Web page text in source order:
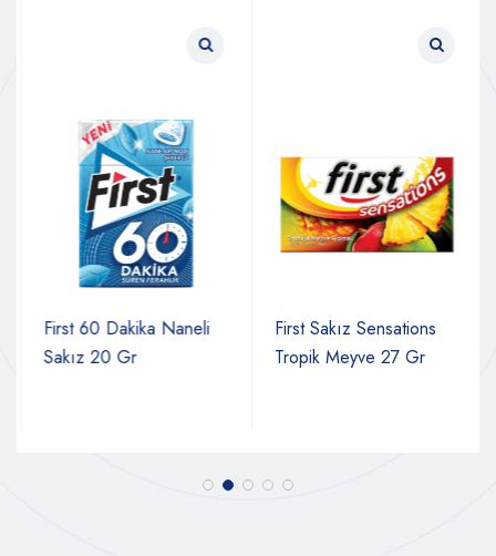
First 60 Dakika Naneli
Sakız 20 Gr
First Sakız Sensations
Tropik Meyve 27 Gr